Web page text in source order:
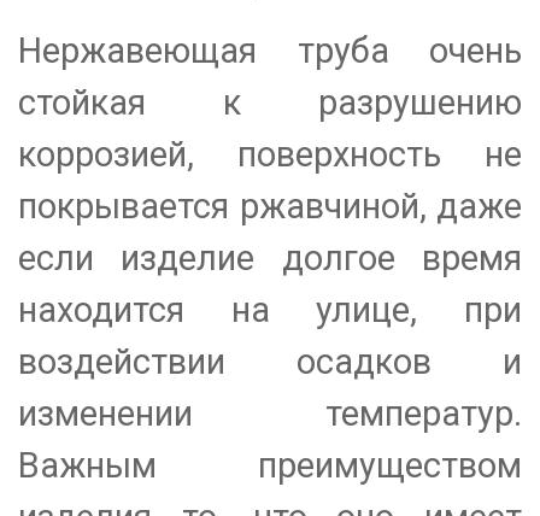
Нержавеющая труба очень
стойкая к разрушению
коррозией, поверхность не
покрывается ржавчиной, даже
если изделие долгое время
находится на улице, при
воздействии осадков и
изменении температур.
Важным преимуществом